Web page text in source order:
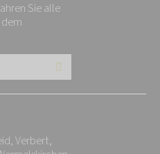
Sie alle
Verbert,